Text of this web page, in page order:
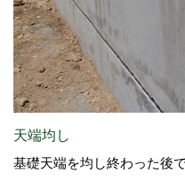
天端均し
基礎天端を均し終わった後で